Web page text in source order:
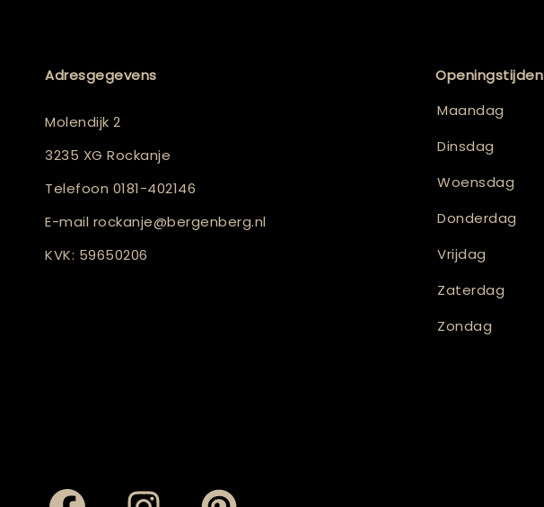
Adresgegevens
Molendijk 2
3235 XG Rockanje
Telefoon 0181-402146
E-mail rockanje@bergenberg.nl
KVK: 59650206
Openingstijden
Maandag
Dinsdag
Woensdag
Donderdag
Vrijdag
Zaterdag
Zondag